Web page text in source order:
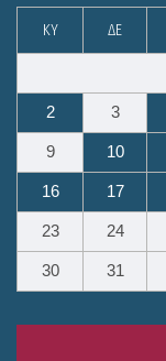
ΚΥ ΔΕ
2 3
9 10
16 17
23 24
30 31